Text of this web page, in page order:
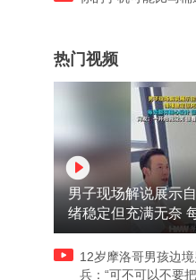
热门视频
男子现场解说展示
绪稳定但充满无奈
但每处都有瑕疵 网
但看到洗手盆我没
12岁摩洛哥男孩边
兵：“可不可以不要